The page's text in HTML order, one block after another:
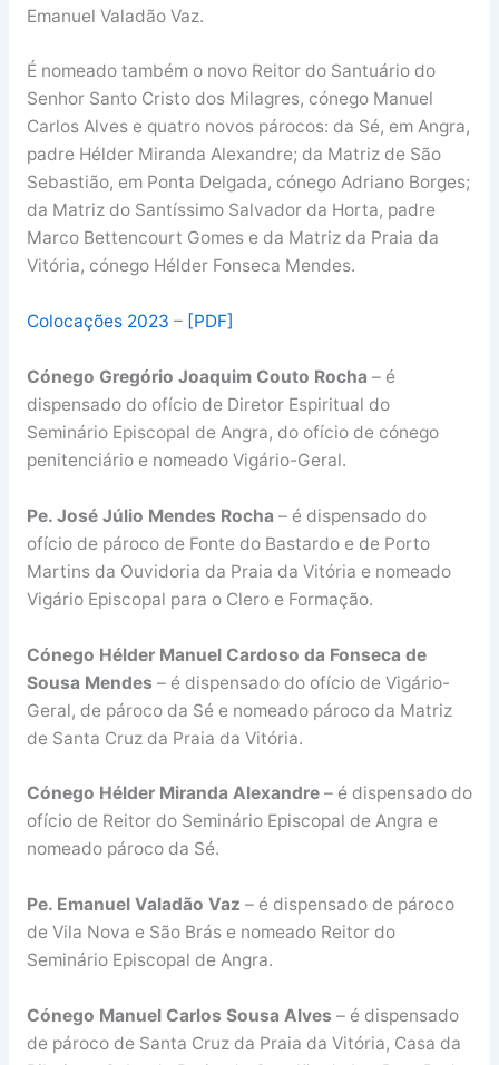
Emanuel Valadão Vaz.
É nomeado também o novo Reitor do Santuário do
Senhor Santo Cristo dos Milagres, cónego Manuel
Carlos Alves e quatro novos párocos: da Sé, em Angra,
padre Hélder Miranda Alexandre; da Matriz de São
Sebastião, em Ponta Delgada, cónego Adriano Borges;
da Matriz do Santíssimo Salvador da Horta, padre
Marco Bettencourt Gomes e da Matriz da Praia da
Vitória, cónego Hélder Fonseca Mendes.
Colocações 2023 – [PDF]
Cónego Gregório Joaquim Couto Rocha – é
dispensado do ofício de Diretor Espiritual do
Seminário Episcopal de Angra, do ofício de cónego
penitenciário e nomeado Vigário-Geral.
Pe. José Júlio Mendes Rocha – é dispensado do
ofício de pároco de Fonte do Bastardo e de Porto
Martins da Ouvidoria da Praia da Vitória e nomeado
Vigário Episcopal para o Clero e Formação.
Cónego Hélder Manuel Cardoso da Fonseca de
Sousa Mendes – é dispensado do ofício de Vigário-
Geral, de pároco da Sé e nomeado pároco da Matriz
de Santa Cruz da Praia da Vitória.
Cónego Hélder Miranda Alexandre– é dispensado do
ofício de Reitor do Seminário Episcopal de Angra e
nomeado pároco da Sé.
Pe. Emanuel Valadão Vaz – é dispensado de pároco
de Vila Nova e São Brás e nomeado Reitor do
Seminário Episcopal de Angra.
Cónego Manuel Carlos Sousa Alves – é dispensado
de pároco de Santa Cruz da Praia da Vitória, Casa da